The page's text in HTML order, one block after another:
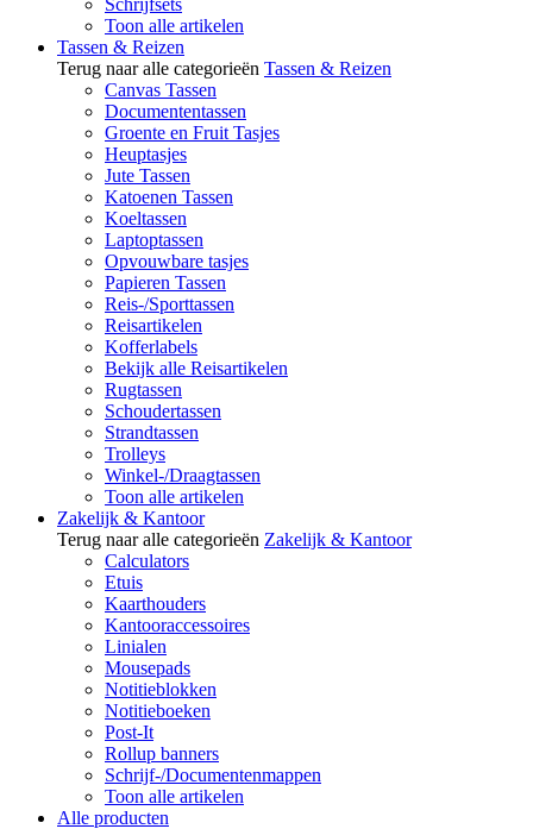
Schrijfsets
Toon alle artikelen
Tassen & Reizen
Terug naar alle categorieën Tassen & Reizen
Canvas Tassen
Documententassen
Groente en Fruit Tasjes
Heuptasjes
Jute Tassen
Katoenen Tassen
Koeltassen
Laptoptassen
Opvouwbare tasjes
Papieren Tassen
Reis-/Sporttassen
Reisartikelen
Kofferlabels
Bekijk alle Reisartikelen
Rugtassen
Schoudertassen
Strandtassen
Trolleys
Winkel-/Draagtassen
Toon alle artikelen
Zakelijk & Kantoor
Terug naar alle categorieën Zakelijk & Kantoor
Calculators
Etuis
Kaarthouders
Kantooraccessoires
Linialen
Mousepads
Notitieblokken
Notitieboeken
Post-It
Rollup banners
Schrijf-/Documentenmappen
Toon alle artikelen
Alle producten